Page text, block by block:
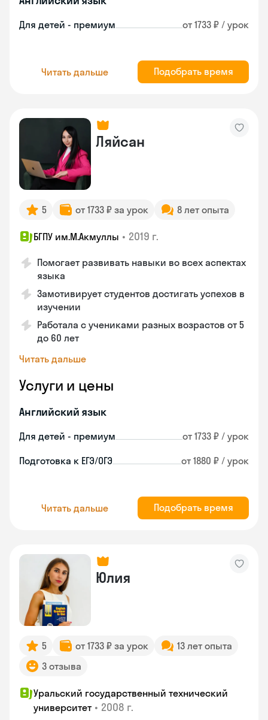
Для детей - премиум от 1733 ₽ / урок
Читать дальше Подобрать время
Ляйсан
5 от 1733 ₽ за урок 8 лет опыта
БГПУ им.М.Акмуллы • 2019 г.
Помогает развивать навыки во всех аспектах
языка
Замотивирует студентов достигать успехов в
изучении
Работала с учениками разных возрастов от 5
до 60 лет
Читать дальше
Услуги и цены
Английский язык
Для детей - премиум от 1733 ₽ / урок
Подготовка к ЕГЭ/ОГЭ от 1880 ₽ / урок
Читать дальше Подобрать время
Юлия
5 от 1733 ₽ за урок
13 лет опыта
3 отзыва
Уральский государственный технический
университет • 2008 г.